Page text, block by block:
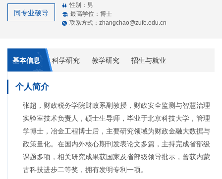
性别：男
最高学位：博士
联系方式：zhangchao@zufe.edu.cn
同专业硕导
基本信息 科学研究 教学研究 招生与就业
个人简介
张超，财政税务学院财政系副教授，财政安全监测与智慧治理
实验室技术负责人，硕士生导师，毕业于北京科技大学，管理
学博士，冶金工程博士后，主要研究领域为财政金融大数据与
政策量化。在国内外核心期刊发表论文多篇，主持完成省部级
课题多项，相关研究成果获国家及省部级领导批示，曾获内蒙
古科技进步二等奖，拥有发明专利一项。